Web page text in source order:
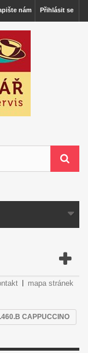
Přihlásit se
nám
mapa stránek
CAPPUCCINO